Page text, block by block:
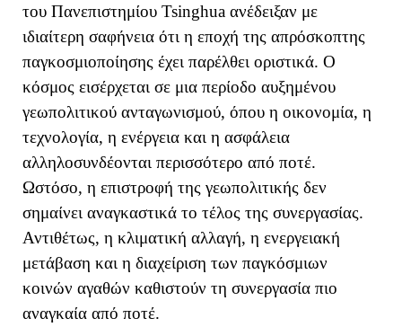
του Πανεπιστημίου Tsinghua ανέδειξαν με
ιδιαίτερη σαφήνεια ότι η εποχή της απρόσκοπτης
παγκοσμιοποίησης έχει παρέλθει οριστικά. Ο
κόσμος εισέρχεται σε μια περίοδο αυξημένου
γεωπολιτικού ανταγωνισμού, όπου η οικονομία, η
τεχνολογία, η ενέργεια και η ασφάλεια
αλληλοσυνδέονται περισσότερο από ποτέ.
Ωστόσο, η επιστροφή της γεωπολιτικής δεν
σημαίνει αναγκαστικά το τέλος της συνεργασίας.
Αντιθέτως, η κλιματική αλλαγή, η ενεργειακή
μετάβαση και η διαχείριση των παγκόσμιων
κοινών αγαθών καθιστούν τη συνεργασία πιο
αναγκαία από ποτέ.